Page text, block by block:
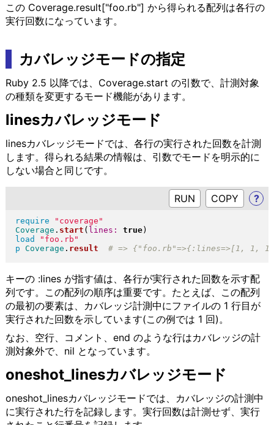
この Coverage.result["foo.rb"] から得られる配列は各行の
実行回数になっています。
カバレッジモードの指定
Ruby 2.5 以降では、Coverage.start の引数で、計測対象
の種類を変更するモード機能があります。
linesカバレッジモード
linesカバレッジモードでは、各行の実行された回数を計測
します。得られる結果の情報は、引数でモードを明示的に
しない場合と同じです。
RUN ?
require " coverage "
Coverage . start ( lines: true)
load
" foo.rb "
p Coverage . result
キーの :lines が指す値は、各行が実行された回数を示す配
列です。この配列の順序は重要です。たとえば、この配列
の最初の要素は、カバレッジ計測中にファイルの 1 行目が
実行された回数を示しています(この例では 1 回)。
なお、空行、コメント、end のような行はカバレッジの計
測対象外で、nil となっています。
oneshot_linesカバレッジモード
oneshot_linesカバレッジモードでは、カバレッジの計測中
に実行された行を記録します。実行回数は計測せず、実行